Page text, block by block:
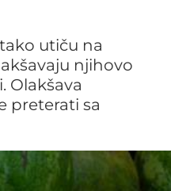
utiču na
njihovo
Olakšava
preterati sa